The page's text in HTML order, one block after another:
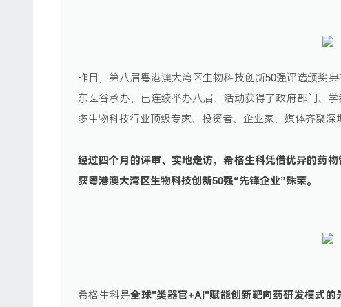
昨日，第八届粤港澳大湾区生物科技创新50强评选颁奖
东医谷承办，已连续举办八届，活动获得了政府部门、
多生物科技行业顶级专家、投资者、企业家、媒体齐聚深
经过四个月的评审、实地走访，希格生科凭借优异的药
获粤港澳大湾区生物科技创新50强“先锋企业”殊荣。
希格生科是全球"类器官+AI"赋能创新靶向药研发模式的